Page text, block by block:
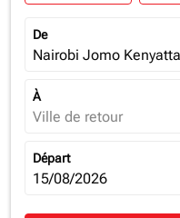
De
Nairobi Jomo
À
Ville de retour
Départ
fc-booking-
15/08/2026